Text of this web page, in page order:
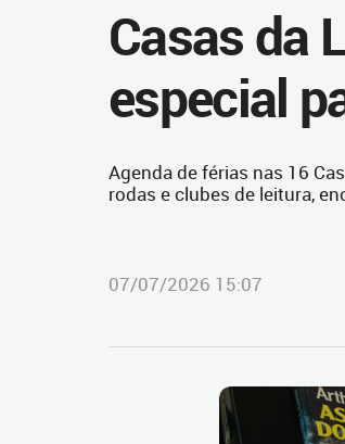
Casas da
especial
Agenda de férias nas 16
rodas e clubes de leitura,
07/07/2026 15:07